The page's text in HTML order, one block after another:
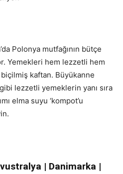
Polonya mutfağının bütçe
Yemekleri hem lezzetli hem
kaftan. Büyükanne
lezzetli yemeklerin yanı sıra
elma suyu ‘kompot’u
| Danimarka |